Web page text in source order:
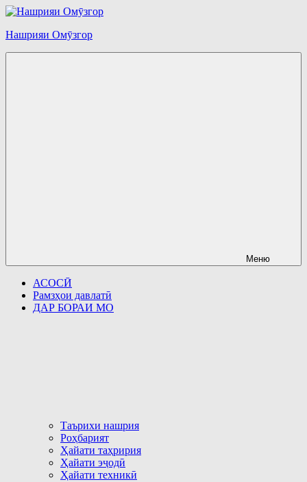
Перейти
содержимому
Нашрияи Омӯзгор
Меню
АСОСӢ
Рамзҳои давлатӣ
ДАР БОРАИ МО
Таърихи нашрия
Роҳбарият
Ҳайати таҳририя
Ҳайати эҷодӣ
Ҳайати техникӣ